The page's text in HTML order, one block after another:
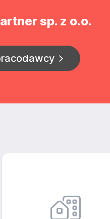
sp. z o.o.